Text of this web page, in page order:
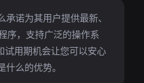
诺为其用户提供最新、
序，支持广泛的操作系
试用期机会让您可以安心
么的优势。